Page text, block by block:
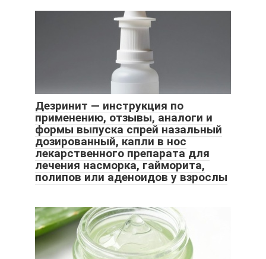
Дезринит — инструкция по
применению, отзывы, аналоги и
формы выпуска спрей назальный
дозированный, капли в нос
лекарственного препарата для
лечения насморка, гайморита,
полипов или аденоидов у взрослы